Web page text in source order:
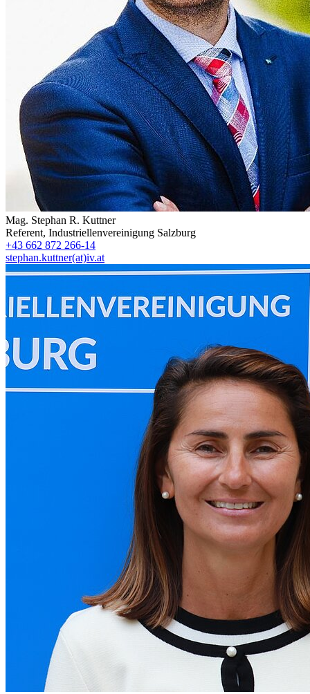
Mag. Stephan R. Kuttner
Referent, Industriellenvereinigung Salzburg
+43 662 872 266-14
stephan.kuttner(at)iv.at